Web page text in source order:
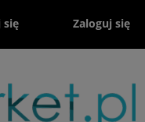
się Zaloguj się